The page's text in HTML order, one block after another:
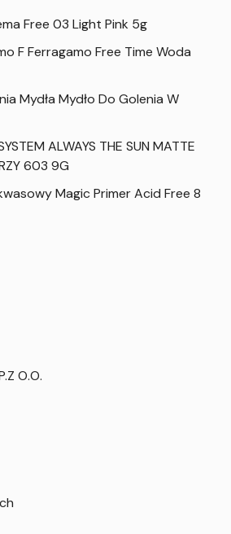
Free 03 Light Pink 5g
F Ferragamo Free Time Woda
Mydła Mydło Do Golenia W
ALWAYS THE SUN MATTE
603 9G
Magic Primer Acid Free 8
O.O.